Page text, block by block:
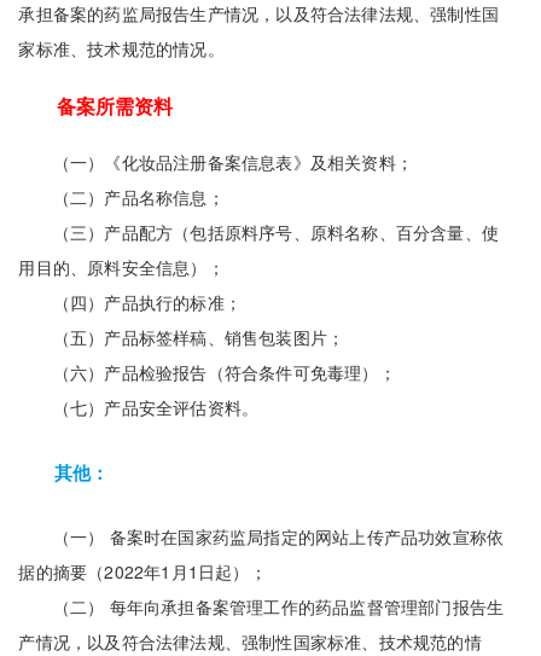
承担备案的药监局报告生产情况，以及符合法律法规、强制性国
家标准、技术规范的情况。
备案所需资料
（一）《化妆品注册备案信息表》及相关资料；
（二）产品名称信息；
（三）产品配方（包括原料序号、原料名称、百分含量、使
用目的、原料安全信息）；
（四）产品执行的标准；
（五）产品标签样稿、销售包装图片；
（六）产品检验报告（符合条件可免毒理）；
（七）产品安全评估资料。
其他：
（一） 备案时在国家药监局指定的网站上传产品功效宣称依
据的摘要（2022年1月1日起）；
（二） 每年向承担备案管理工作的药品监督管理部门报告生
产情况，以及符合法律法规、强制性国家标准、技术规范的情